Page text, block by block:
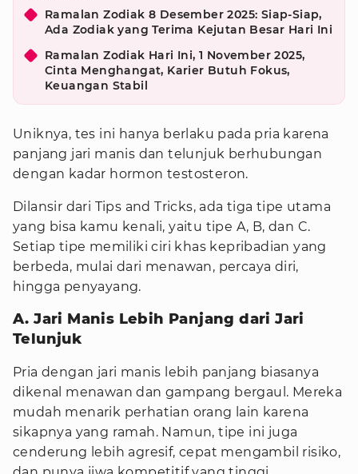
Ramalan Zodiak 8 Desember 2025: Siap-Siap,
Ada Zodiak yang Terima Kejutan Besar Hari Ini
Ramalan Zodiak Hari Ini, 1 November 2025,
Cinta Menghangat, Karier Butuh Fokus,
Keuangan Stabil
Uniknya, tes ini hanya berlaku pada pria karena
panjang jari manis dan telunjuk berhubungan
dengan kadar hormon testosteron.
Dilansir dari Tips and Tricks, ada tiga tipe utama
yang bisa kamu kenali, yaitu tipe A, B, dan C.
Setiap tipe memiliki ciri khas kepribadian yang
berbeda, mulai dari menawan, percaya diri,
hingga penyayang.
A. Jari Manis Lebih Panjang dari Jari
Telunjuk
Pria dengan jari manis lebih panjang biasanya
dikenal menawan dan gampang bergaul. Mereka
mudah menarik perhatian orang lain karena
sikapnya yang ramah. Namun, tipe ini juga
cenderung lebih agresif, cepat mengambil risiko,